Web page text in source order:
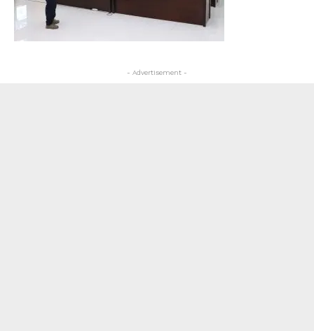
- Advertisement -